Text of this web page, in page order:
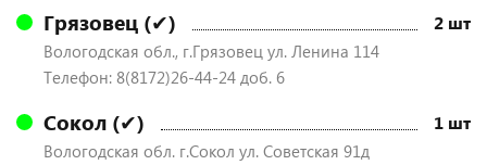
Грязовец (✔) 2 шт
Вологодская обл., г.Грязовец ул. Ленина 114
Телефон: 8(8172)26-44-24 доб. 6
Сокол (✔) 1 шт
Вологодская обл. г.Сокол ул. Советская 91д